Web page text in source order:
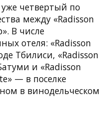
четвертый по
между «Radisson
В числе
отеля: «Radisson
Тбилиси, «Radisson
и «Radisson
— в поселке
в винодельческом